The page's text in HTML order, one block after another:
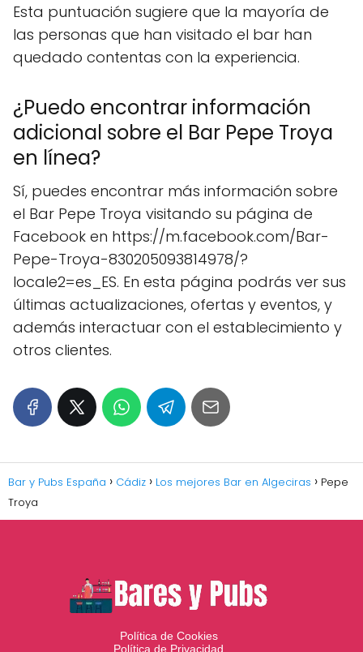
Esta puntuación sugiere que la mayoría de
las personas que han visitado el bar han
quedado contentas con la experiencia.
¿Puedo encontrar información
adicional sobre el Bar Pepe Troya
en línea?
Sí, puedes encontrar más información sobre
el Bar Pepe Troya visitando su página de
Facebook en https://m.facebook.com/Bar-
Pepe-Troya-830205093814978/?
locale2=es_ES. En esta página podrás ver sus
últimas actualizaciones, ofertas y eventos, y
además interactuar con el establecimiento y
otros clientes.
Bar y Pubs España Cádiz Los mejores Bar en Algeciras
Pepe
Troya
Política de Cookies
Política de Privacidad